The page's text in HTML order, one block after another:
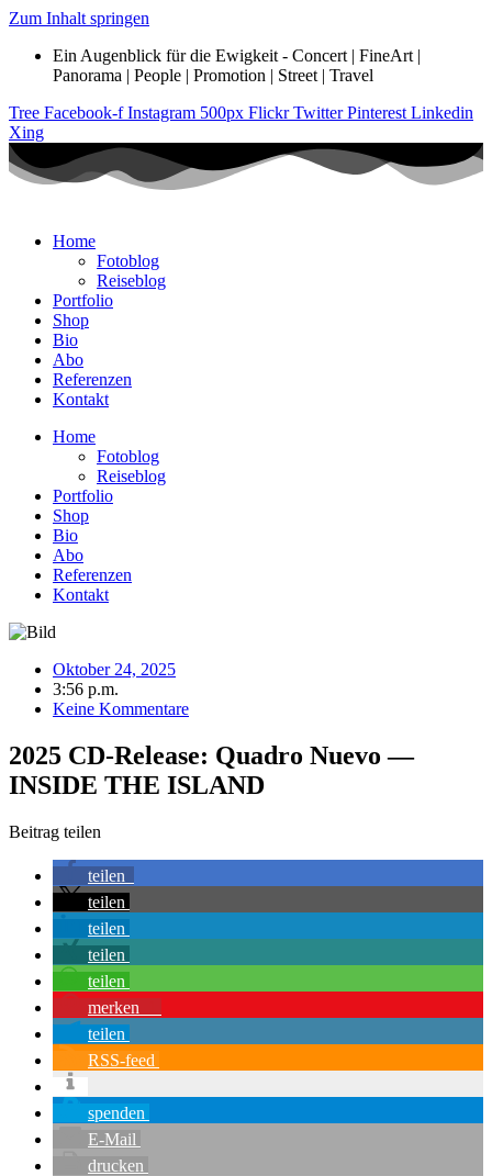
Zum Inhalt springen
Ein Augenblick für die Ewigkeit - Concert | FineArt |
Panorama | People | Promotion | Street | Travel
Tree Facebook-f Instagram 500px Flickr Twitter Pinterest Linkedin
Xing
Home
Fotoblog
Reiseblog
Portfolio
Shop
Bio
Abo
Referenzen
Kontakt
Home
Fotoblog
Reiseblog
Portfolio
Shop
Bio
Abo
Referenzen
Kontakt
Oktober 24, 2025
3:56 p.m.
Keine Kommentare
2025 CD-Release: Quadro Nuevo —
INSIDE THE ISLAND
Beitrag teilen
teilen
teilen
teilen
teilen
teilen
merken
teilen
RSS-feed
spenden
E-Mail
drucken